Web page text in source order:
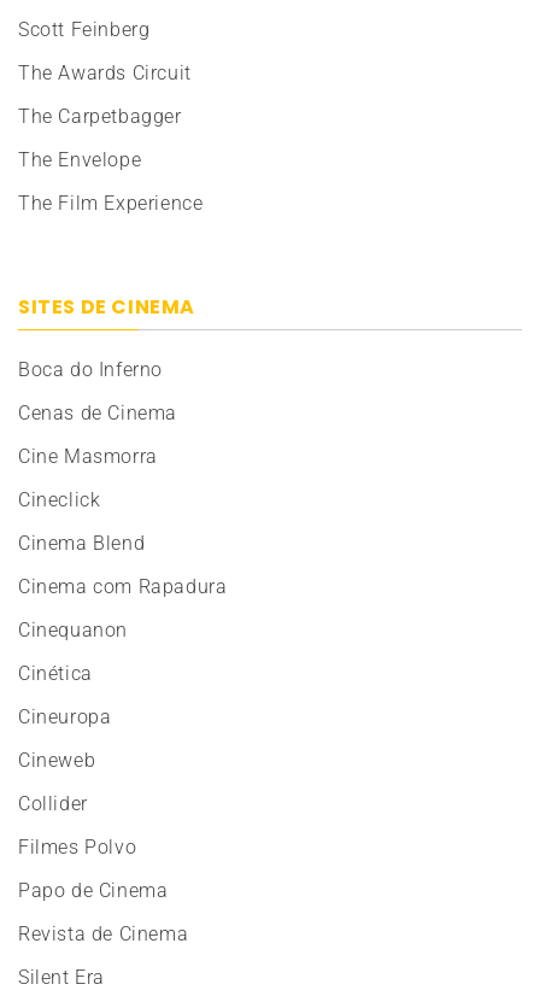
Scott Feinberg
The Awards Circuit
The Carpetbagger
The Envelope
The Film Experience
SITES DE CINEMA
Boca do Inferno
Cenas de Cinema
Cine Masmorra
Cineclick
Cinema Blend
Cinema com Rapadura
Cinequanon
Cinética
Cineuropa
Cineweb
Collider
Filmes Polvo
Papo de Cinema
Revista de Cinema
Silent Era